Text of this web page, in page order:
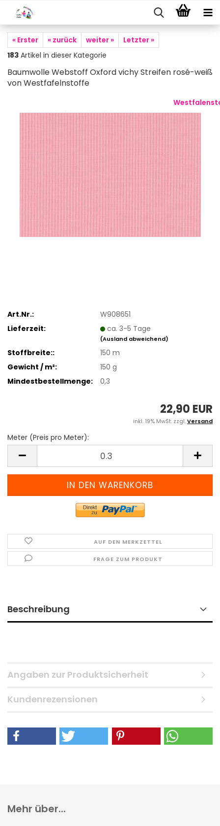
« Erster « zurück weiter »
Letzter »
183 Artikel in dieser Kategorie
Baumwolle Webstoff Oxford vichy Streifen rosé-weiß
von Westfafelnstoffe
Art.Nr.:
W908651
Lieferzeit:
ca. 3-5 Tage
(Ausland abweichend)
Stoffbreite::
150 m
Gewicht / m²:
150 g
Mindestbestellmenge:
0,3
22,90 EUR
inkl. 19% MwSt. zzgl.Versand
Meter (Preis pro Meter):
(Preis
pro
AUF DEN MERKZETTEL
FRAGE ZUM PRODUKT
Beschreibung
Angaben zur Produktsicherheit
Kundenrezensionen
Mehr über...